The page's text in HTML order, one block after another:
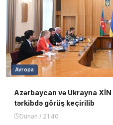
Avropa
Azərbaycan və Ukrayna XİN
tərkibdə görüş keçirilib
Dünən / 21:40